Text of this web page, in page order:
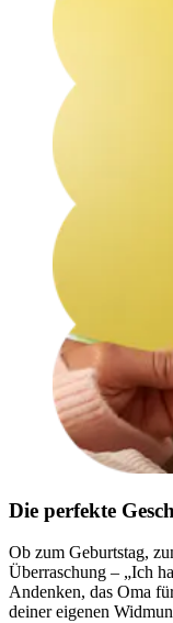
Die perfekte
Ob zum Geburtstag,
Überraschung – „Ich
Andenken, das Oma
deiner eigenen